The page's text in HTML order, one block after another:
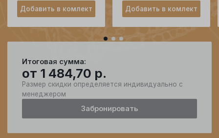
Добавить в комлект Добавить в комлект
Итоговая сумма:
от 1 484,70 р.
Размер скидки определяется индивидуально с
менеджером
Забронировать